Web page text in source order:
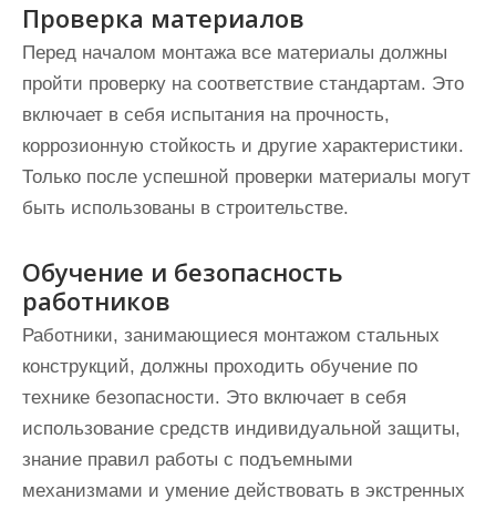
Проверка материалов
Перед началом монтажа все материалы должны
пройти проверку на соответствие стандартам. Это
включает в себя испытания на прочность,
коррозионную стойкость и другие характеристики.
Только после успешной проверки материалы могут
быть использованы в строительстве.
Обучение и безопасность
работников
Работники, занимающиеся монтажом стальных
конструкций, должны проходить обучение по
технике безопасности. Это включает в себя
использование средств индивидуальной защиты,
знание правил работы с подъемными
механизмами и умение действовать в экстренных